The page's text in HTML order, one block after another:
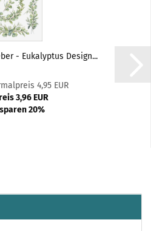
- Eukalyptus Design...
4,95 EUR
3,96 EUR
20%